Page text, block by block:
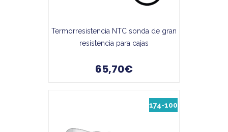
Termorresistencia NTC sonda de gran
resistencia para cajas
65,70€
174-100